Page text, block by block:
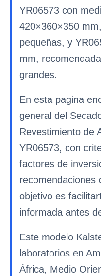
YR06573 con
420×360×350
pequeñas, y
mm,
grandes.
En esta pagina
general del
Revestimiento de
YR06573, con
factores de
recomendaciones
objetivo es
informada antes
Este modelo
laboratorios en
África, Medio